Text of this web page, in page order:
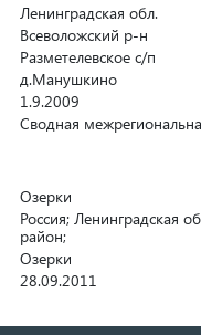
Ленинградская обл.
Всеволожский р-н
Разметелевское с/п
д.Манушкино
1.9.2009
Сводная
Озерки
Россия; Ленинградская
район;
Озерки
28.09.2011